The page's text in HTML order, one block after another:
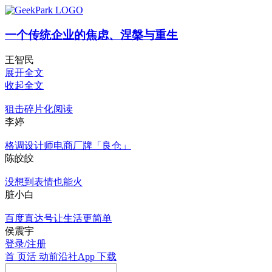
一个传统企业的焦虑、涅槃与重生
王智民
展开全文
收起全文
狙击碎片化阅读
李婷
格调设计师电商厂牌「良仓」
陈皎皎
没想到表情也能火
脏小白
百度直达号让生活更简单
侯震宇
登录/注册
首 页活 动前沿社App 下载